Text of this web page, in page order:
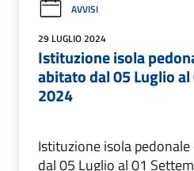
AVVISI
29 LUGLIO 2024
Istituzione isola
abitato dal 05 Luglio
2024
Istituzione isola
dal 05 Luglio al 01